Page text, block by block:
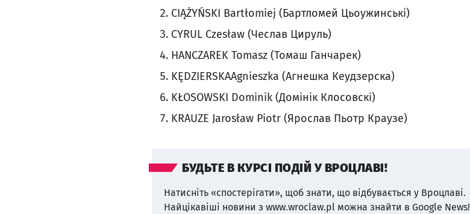
CIĄŻYŃSKI Bartłomiej (Бартломей Цьоужинські)
CYRUL Czesław (Чеслав Цируль)
HANCZAREK Tomasz (Томаш Ганчарек)
KĘDZIERSKAAgnieszka (Агнешка Кеудзерска)
KŁOSOWSKI Dominik (Домінік Клосовскі)
KRAUZE Jarosław Piotr (Ярослав Пьотр Краузе)
БУДЬТЕ В КУРСІ ПОДІЙ У ВРОЦЛАВІ!
Натисніть «спостерігати», щоб знати, що відбувається у Вроцлаві.
Найцікавіші новини з www.wroclaw.pl можна знайти в Google News!